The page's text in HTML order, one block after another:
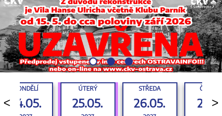
<
PONDĚLÍ
24.05.
ÚTERÝ
25.05.
STŘEDA
26.05. >